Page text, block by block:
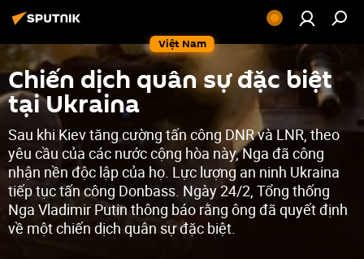
Việt Nam
Chiến dịch quân sự đặc biệt
tại Ukraina
Sau khi Kiev tăng cường tấn công DNR và LNR, theo
yêu cầu của các nước cộng hòa này, Nga đã công
nhận nền độc lập của họ. Lực lượng an ninh Ukraina
tiếp tục tấn công Donbass. Ngày 24/2, Tổng thống
Nga Vladimir Putin thông báo rằng ông đã quyết định
về một chiến dịch quân sự đặc biệt.